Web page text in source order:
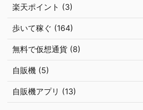
楽天ポイント (3)
歩いて稼ぐ (164)
無料で仮想通貨 (8)
自販機 (5)
自販機アプリ (13)